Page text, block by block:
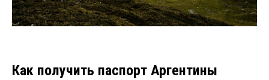
Как получить паспорт Аргентины